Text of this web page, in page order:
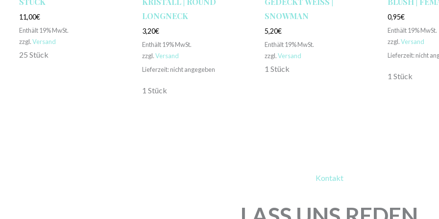
11,00€
Enthält 19% MwSt.
zzgl.Versand
25 Stück
LONGNECK
3,20€
Enthält 19% MwSt.
zzgl.Versand
Lieferzeit: nicht angegeben
1 Stück
NOWMAN
5,20€
Enthält 19% MwSt.
zzgl.Versand
1 Stück
0,95€
Enthält 19% MwSt.
zzgl.Versand
Lieferzeit: nicht
1 Stück
Kontakt